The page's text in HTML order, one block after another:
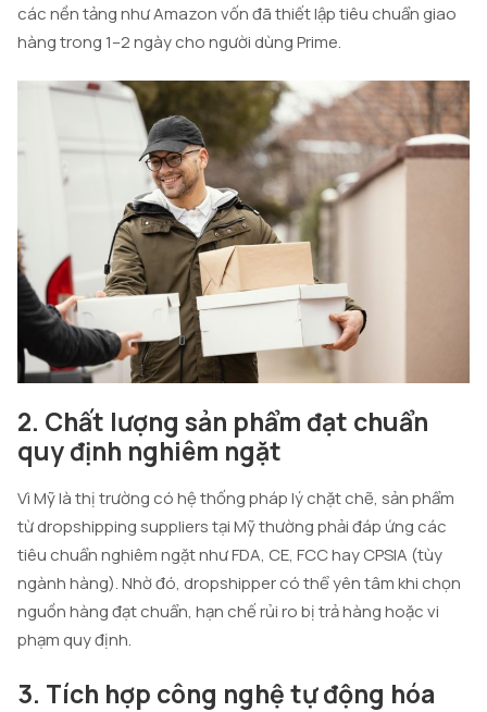
các nền tảng như Amazon vốn đã thiết lập tiêu chuẩn giao
hàng trong 1–2 ngày cho người dùng Prime.
2. Chất lượng sản phẩm đạt chuẩn
quy định nghiêm ngặt
Vì Mỹ là thị trường có hệ thống pháp lý chặt chẽ, sản phẩm
từ dropshipping suppliers tại Mỹ thường phải đáp ứng các
tiêu chuẩn nghiêm ngặt như FDA, CE, FCC hay CPSIA (tùy
ngành hàng). Nhờ đó, dropshipper có thể yên tâm khi chọn
nguồn hàng đạt chuẩn, hạn chế rủi ro bị trả hàng hoặc vi
phạm quy định.
3. Tích hợp công nghệ tự động hóa